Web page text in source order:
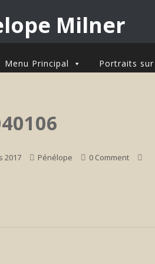
Milner
Menu Principal Portraits
2017 Pénélope 0 Comment